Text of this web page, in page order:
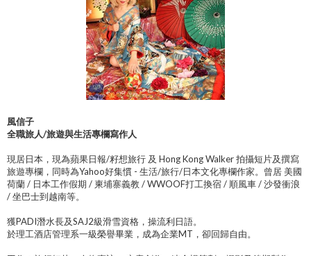
風信子
全職旅人/旅遊與生活專欄寫作人
現居日本，現為蘋果日報/籽想旅行 及 Hong Kong Walker 拍攝短片及撰寫
旅遊專欄，同時為Yahoo好集慣 - 生活/旅行/日本文化專欄作家。曾居 美國
荷蘭 / 日本工作假期 / 柬埔寨義教 / WWOOF打工換宿 / 順風車 / 沙發衝浪
/ 坐巴士到越南等。
獲PADI潛水長及SAJ2級滑雪資格，操流利日語。
於理工酒店管理系一級榮譽畢業，成為企業MT，卻回歸自由。